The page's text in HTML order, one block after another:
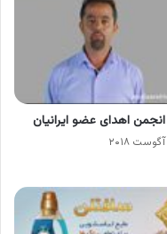
اهدای عضو ایرانیان